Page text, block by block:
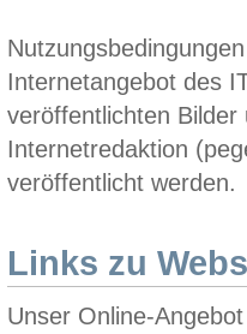
Internetangebot des
veröffentlichten
Internetredaktion
veröffentlicht werden.
Links zu
Unser Online-